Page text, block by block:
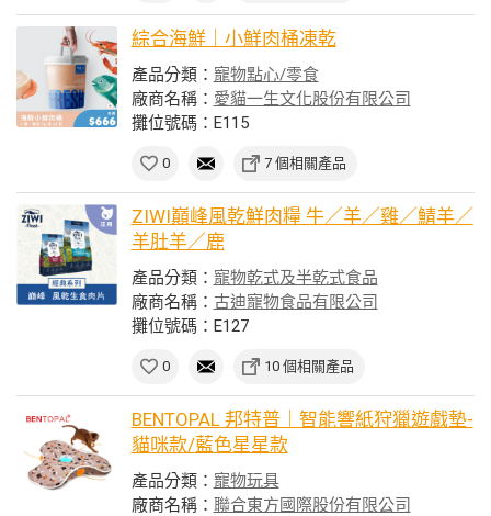
綜合海鮮｜小鮮肉桶凍乾
產品分類： 寵物點心/零食
廠商名稱： 愛貓一生文化股份有限公司
攤位號碼：E115
0 7 個相關產品
ZIWI巔峰風乾鮮肉糧 牛／羊／雞／鯖羊／
羊肚羊／鹿
產品分類： 寵物乾式及半乾式食品
廠商名稱： 古迪寵物食品有限公司
攤位號碼：E127
0 10 個相關產品
BENTOPAL 邦特普｜智能響紙狩獵遊戲墊-
貓咪款/藍色星星款
產品分類： 寵物玩具
廠商名稱： 聯合東方國際股份有限公司